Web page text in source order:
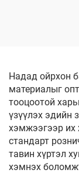
Надад ойрхон
материалыг
тооцоотой
үзүүлэх эдийн
хэмжээгээр их
стандарт
тавин хүртэл
хэмнэх